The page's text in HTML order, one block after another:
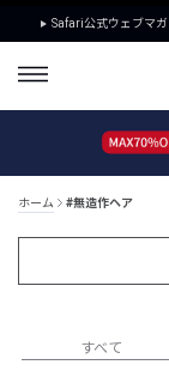
Safari公式ウェブマガ
ホーム #無造作ヘア
すべて